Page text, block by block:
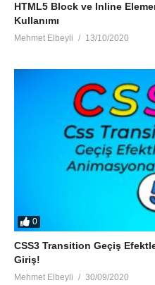
HTML5 Block ve Inline
Kullanımı
Mehmet Elbeyli 13/10/2020
0
CSS3 Transition Geçiş
Giriş!
Mehmet Elbeyli 30/09/2020